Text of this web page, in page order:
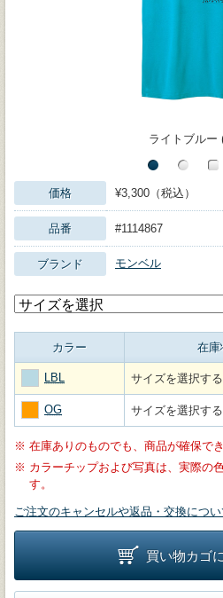
ライトブルー
価格 ¥3,300（税込）
品番 #1114867
ブランド モンベル
カラー 在庫
LBL サイズを選択す
OG サイズを選択す
※ 在庫ありのものでも、商品が確保で
※ カラーチップおよび写真は、実際の
す。
ご注文のキャンセルや返品・交換につい
買い物カゴ